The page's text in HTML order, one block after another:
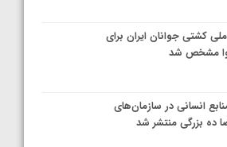
کشتی جوانان ایران برای
مشخص شد
انسانی در سازمان‌های
ده بزرگی منتشر شد